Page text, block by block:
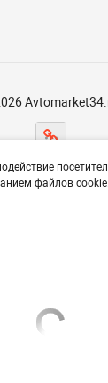
файлов cookie.